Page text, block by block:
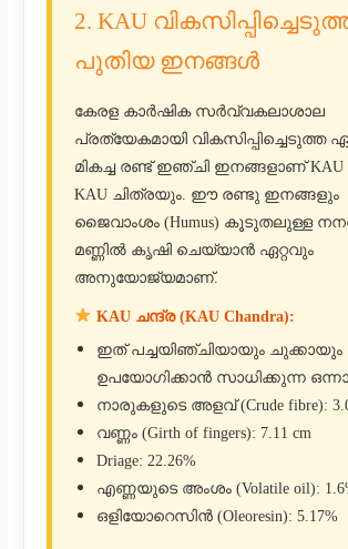
2. KAU
പുതിയ ഇനങ്ങൾ
കേരള കാർഷിക സർവ്വകലാശാല
പ്രത്യേകമായി വികസിപ്പിച്ചെടുത്ത
മികച്ച രണ്ട് ഇഞ്ചി ഇനങ്ങളാണ്
KAU ചിത്രയും. ഈ രണ്ടു ഇനങ്ങളും
ജൈവാംശം (Humus) കൂടുതലുള്ള
മണ്ണിൽ കൃഷി ചെയ്യാൻ ഏറ്റവും
അനുയോജ്യമാണ്.
KAU ചന്ദ്ര (KAU Chandra):
ഇത് പച്ചയിഞ്ചിയായും ചുക്കായും
ഉപയോഗിക്കാൻ സാധിക്കുന്ന
നാരുകളുടെ അളവ് (Crude fibre):
വണ്ണം (Girth of fingers): 7.11 cm
Driage: 22.26%
എണ്ണയുടെ അംശം (Volatile oil):
ഒളിയോറെസിൻ (Oleoresin): 5.17%